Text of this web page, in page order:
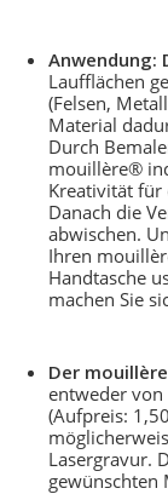
Anwendung:
Laufflächen
(Felsen,
Material
Durch
mouillère®
Kreativität für
Danach die
abwischen.
Ihren
Handtasche
machen Sie
Der
entweder
(Aufpreis:
Lasergravur.
gewünschten